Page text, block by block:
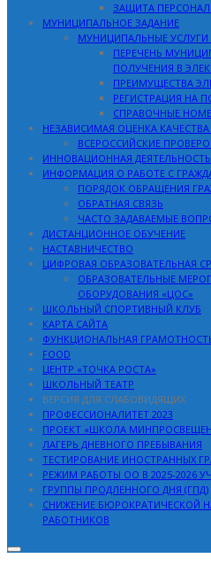
ЗАЩИТА
МУНИЦИПАЛЬНОЕ ЗАДАНИЕ
МУНИЦИПАЛЬНЫЕ
ПЕРЕЧЕНЬ
ПОЛУЧЕНИЯ В
ПРЕИМУЩЕСТВА
РЕГИСТРАЦИЯ НА
СПРАВОЧНЫЕ
НЕЗАВИСИМАЯ ОЦЕНКА
ВСЕРОССИЙСКИЕ
ИННОВАЦИОННАЯ
ИНФОРМАЦИЯ О РАБОТЕ С
ПОРЯДОК ОБРАЩЕНИЯ
ОБРАТНАЯ СВЯЗЬ
ЧАСТО ЗАДАВАЕМЫЕ
ДИСТАНЦИОННОЕ ОБУЧЕНИЕ
НАСТАВНИЧЕСТВО
ЦИФРОВАЯ ОБРАЗОВАТЕЛЬНАЯ
ОБРАЗОВАТЕЛЬНЫЕ
ОБОРУДОВАНИЯ «ЦОС»
ШКОЛЬНЫЙ СПОРТИВНЫЙ КЛУБ
КАРТА САЙТА
ФУНКЦИОНАЛЬНАЯ
FOOD
ЦЕНТР «ТОЧКА РОСТА»
ШКОЛЬНЫЙ ТЕАТР
ВЕРСИЯ ДЛЯ СЛАБОВИДЯЩИХ
ПРОФЕССИОНАЛИТЕТ 2023
ПРОЕКТ «ШКОЛА
ЛАГЕРЬ ДНЕВНОГО ПРЕБЫВАНИЯ
ТЕСТИРОВАНИЕ ИНОСТРАННЫХ
РЕЖИМ РАБОТЫ ОО В 2025-2026
ГРУППЫ ПРОДЛЕННОГО ДНЯ (ГПД)
СНИЖЕНИЕ БЮРОКРАТИЧЕСКОЙ
РАБОТНИКОВ